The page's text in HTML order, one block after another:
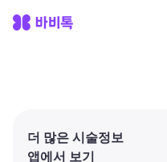
더 많은 시술정보
앱에서 보기